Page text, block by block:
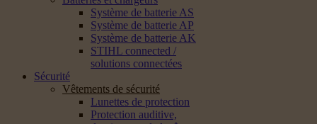
Système de batterie AS
Système de batterie AP
Système de batterie AK
STIHL connected /
solutions connectées
Sécurité
Vêtements de sécurité
Lunettes de protection
Protection auditive,